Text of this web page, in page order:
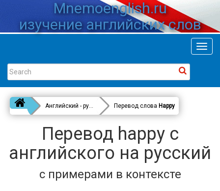
Mnemoenglish.ru
изучение английских слов
Английский - русский Перевод слова Happy
Перевод happy с
английского на русский
с примерами в контексте